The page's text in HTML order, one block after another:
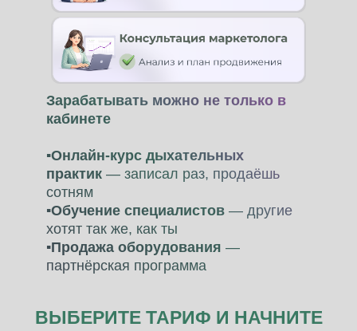
Зарабатывать можно не только в
кабинете
▪️Онлайн-курс дыхательных
практик — записал раз, продаёшь
сотням
▪️Обучение специалистов — другие
хотят так же, как ты
▪️Продажа оборудования —
партнёрская программа
ВЫБЕРИТЕ ТАРИФ И НАЧНИТЕ